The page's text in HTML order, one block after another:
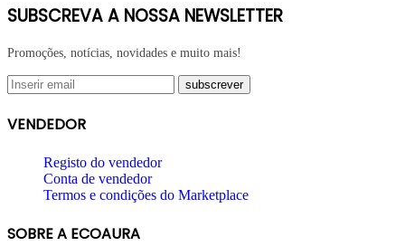
SUBSCREVA A NOSSA NEWSLETTER
Promoções, notícias, novidades e muito mais!
VENDEDOR
Registo do vendedor
Conta de vendedor
Termos e condições do Marketplace
SOBRE A ECOAURA